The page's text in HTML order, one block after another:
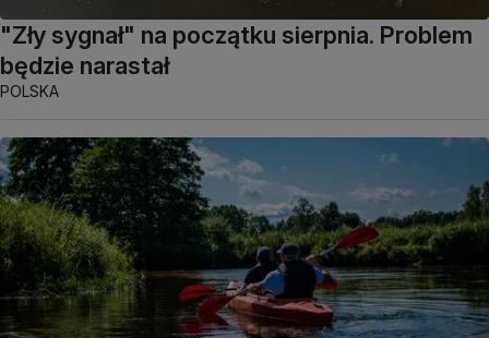
"Zły sygnał" na początku sierpnia. Problem
będzie narastał
POLSKA